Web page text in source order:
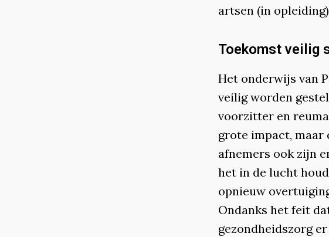
artsen (in
Toekomst veilig
Het onderwijs van
veilig worden
voorzitter en
grote impact, maar
afnemers ook zijn
het in de lucht
opnieuw
Ondanks het feit
gezondheidszorg